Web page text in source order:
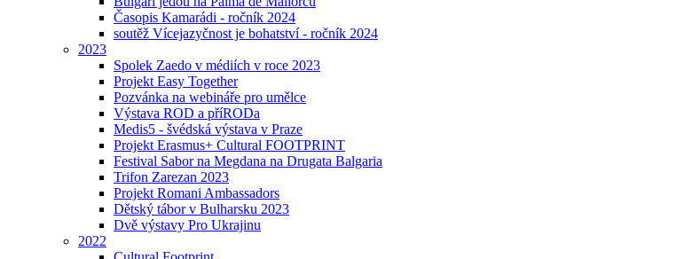
Časopis Kamarádi - ročník 2024
soutěž Vícejazyčnost je bohatství - ročník 2024
2023
Spolek Zaedo v médiích v roce 2023
Projekt Easy Together
Pozvánka na webináře pro umělce
Výstava ROD a příRODa
Medis5 - švédská výstava v Praze
Projekt Erasmus+ Cultural FOOTPRINT
Festival Sabor na Megdana na Drugata Balgaria
Trifon Zarezan 2023
Projekt Romani Ambassadors
Dětský tábor v Bulharsku 2023
Dvě výstavy Pro Ukrajinu
2022